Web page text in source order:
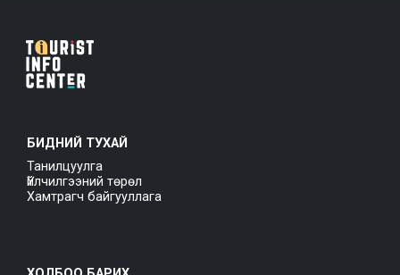
БИДНИЙ ТУХАЙ
Танилцуулга
Үйлчилгээний төрөл
Хамтрагч байгууллага